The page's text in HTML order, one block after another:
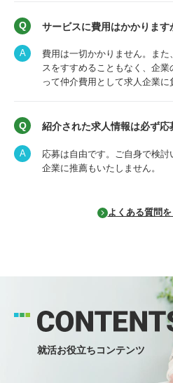
サービスに費用はかかります
費用は一切かかりません。ま
スをすすめることもなく、企
って仲介費用として求人企業に
紹介された求人情報は必ず応
応募は自由です。ご自身で検
企業に推薦もいたしません。
よくある質問
就活お役立ちコンテンツ